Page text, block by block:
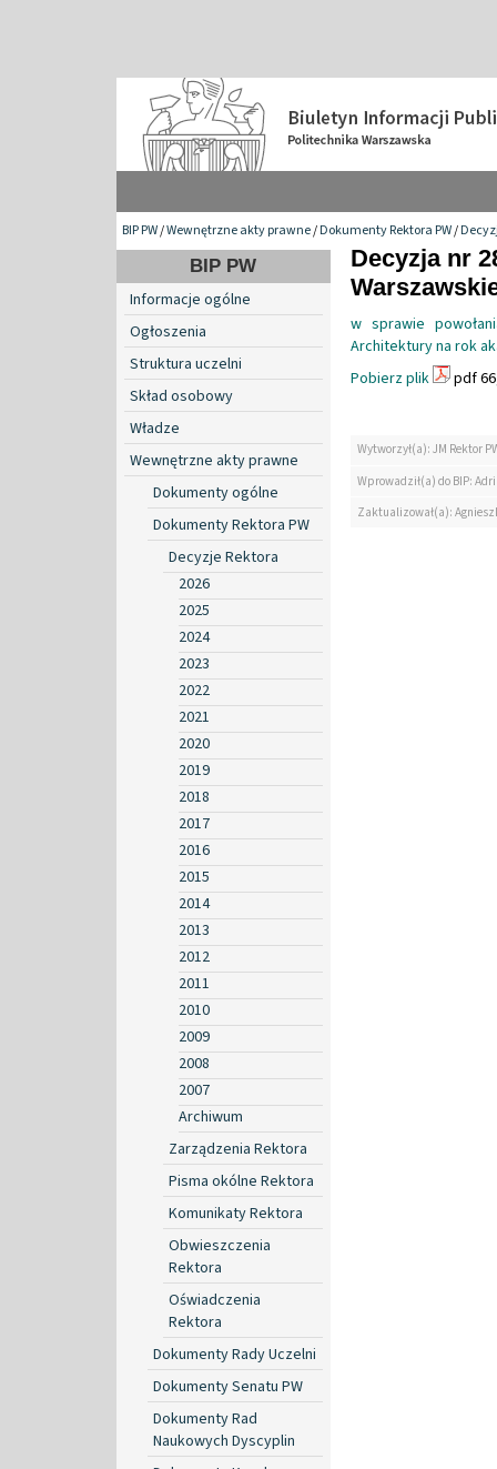
BIP PW/Wewnętrzne akty prawne/Dokumenty Rektora PW/
BIP PW
Informacje ogólne
Ogłoszenia
Struktura uczelni
Skład osobowy
Władze
Wewnętrzne akty prawne
Dokumenty ogólne
Dokumenty Rektora PW
Decyzje Rektora
2026
2025
2024
2023
2022
2021
2020
2019
2018
2017
2016
2015
2014
2013
2012
2011
2010
2009
2008
2007
Archiwum
Zarządzenia Rektora
Pisma okólne Rektora
Komunikaty Rektora
Obwieszczenia
Rektora
Oświadczenia
Rektora
Dokumenty Rady Uczelni
Dokumenty Senatu PW
Dokumenty Rad
Naukowych Dyscyplin
Decyzja nr
w sprawie
Architektury na rok
Pobierz plik
pdf
Wytworzył(a): JM Rektor
Wprowadził(a) do BIP:
Zaktualizował(a):